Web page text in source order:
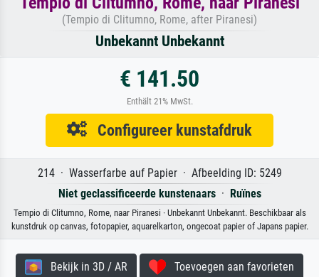
(Tempio di Clitumno, Rome, after Piranesi)
Unbekannt Unbekannt
€ 141.50
Enthält 21% MwSt.
Configureer kunstafdruk
214 · Wasserfarbe auf Papier · Afbeelding ID: 5249
Niet geclassificeerde kunstenaars· Ruïnes
Tempio di Clitumno, Rome, naar Piranesi · Unbekannt Unbekannt. Beschikbaar als
kunstdruk op canvas, fotopapier, aquarelkarton, ongecoat papier of Japans papier.
Bekijk in 3D / AR Toevoegen aan favorieten